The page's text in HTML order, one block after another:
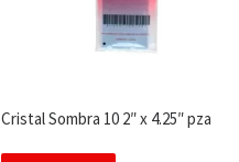
Cristal Sombra 10 2″ x 4.25″ pza